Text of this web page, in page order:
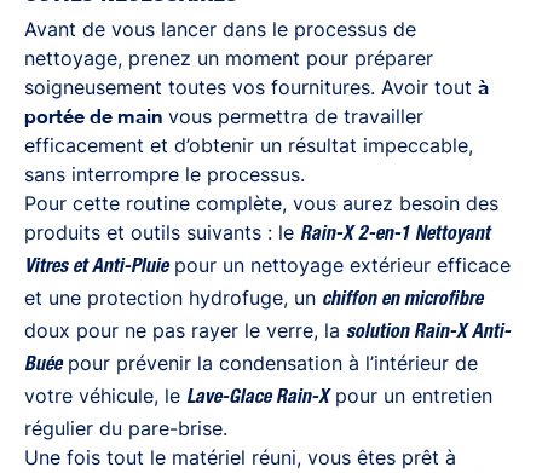
Avant de vous lancer dans le processus de
nettoyage, prenez un moment pour préparer
soigneusement toutes vos fournitures. Avoir tout à
portée de main vous permettra de travailler
efficacement et d’obtenir un résultat impeccable,
sans interrompre le processus.
Pour cette routine complète, vous aurez besoin des
produits et outils suivants : le Rain-X 2-en-1 Nettoyant
Vitres et Anti-Pluiepour un nettoyage extérieur efficace
et une protection hydrofuge, un chiffon en microfibre
doux pour ne pas rayer le verre, la solution Rain-X Anti-
Buéepour prévenir la condensation à l’intérieur de
votre véhicule, le Lave-Glace Rain-Xpour un entretien
régulier du pare-brise.
Une fois tout le matériel réuni, vous êtes prêt à